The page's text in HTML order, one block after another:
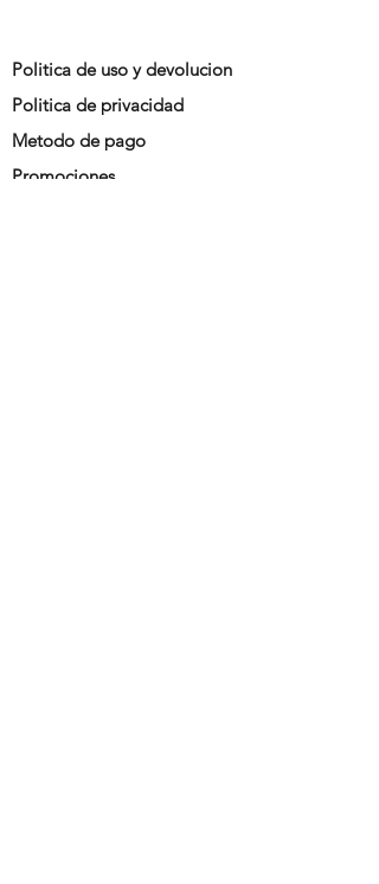
Politica de uso y devolucion
Politica de privacidad
Metodo de pago
Promociones